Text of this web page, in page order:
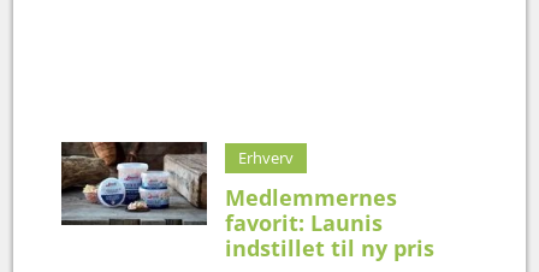
Erhverv
Medlemmernes
favorit: Launis
indstillet til ny pris